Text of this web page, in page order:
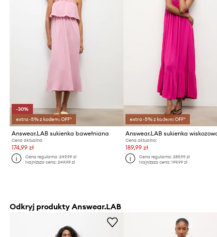
-30%
extra -5% z kodem: OFF*
Answear.LAB sukienka bawełniana
Cena aktualna:
174,99 zł
Cena regularna:249,99 zł
Najniższa cena:249,99 zł
extra -5% z kodem: OFF*
Answear.LAB sukienka
Cena aktualna:
189,99 zł
Cena regularna: 289,99 zł
Najniższa cena: 199,99 zł
Odkryj produkty Answear.LAB